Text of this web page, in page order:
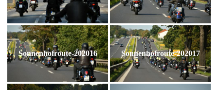
Sonnenhofroute-202016 Sonnenhofroute-202017